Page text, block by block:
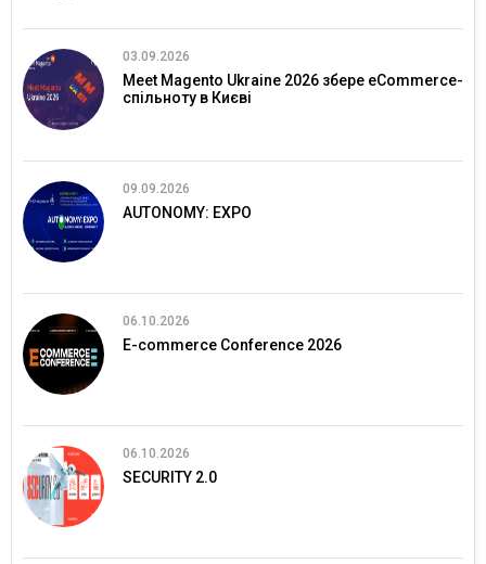
03.09.2026
Meet Magento Ukraine 2026 збере eCommerce-
спільноту в Києві
09.09.2026
AUTONOMY: EXPO
06.10.2026
E-commerce Conference 2026
06.10.2026
SECURITY 2.0